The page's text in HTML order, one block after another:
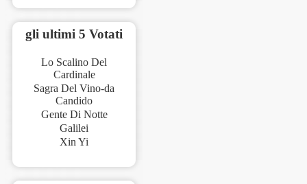
gli ultimi 5 Votati
Lo Scalino Del
Cardinale
Sagra Del Vino-da
Candido
Gente Di Notte
Galilei
Xin Yi